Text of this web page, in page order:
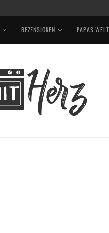
REZENSIONEN PAPAS WELT